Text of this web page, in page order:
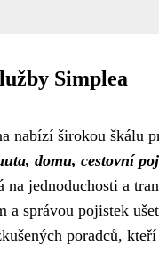
Simplea
nabízí širokou škálu
domu, cestovní
na jednoduchosti a
a správou pojistek
poradců,